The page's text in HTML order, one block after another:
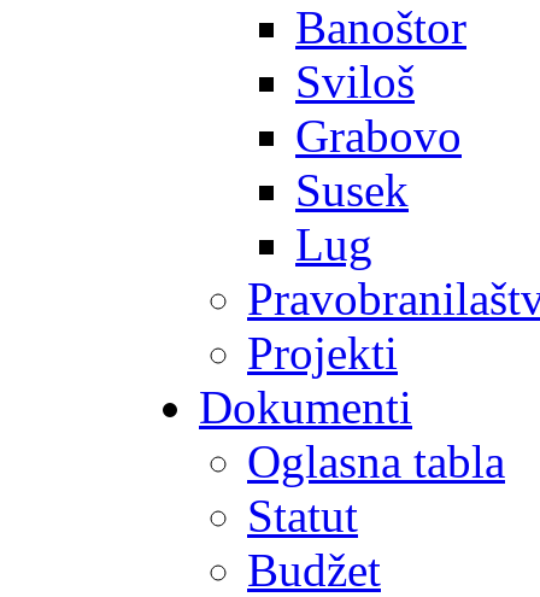
Banoštor
Sviloš
Grabovo
Susek
Lug
Projekti
Dokumenti
Oglasna tabla
Statut
Budžet